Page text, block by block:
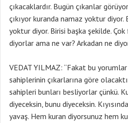
çıkacaklardır. Bugün çıkanlar
çıkıyor kuranda namaz yoktur diyor.
yoktur diyor. Birisi başka şekilde.
diyorlar ama ne var? Arkadan ne
VEDAT YILMAZ: “Fakat bu
sahiplerinin çıkarlarına göre
sahipleri bunları besliyorlar çünkü.
diyeceksin, bunu diyeceksin.
yavaş. Hem kuran diyorsunuz hem